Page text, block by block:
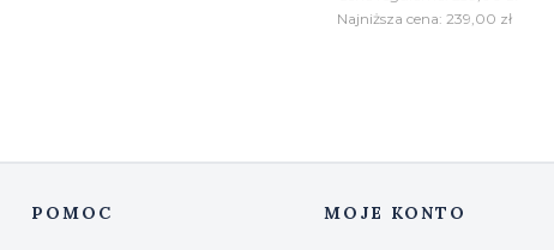
Najniższa cena: 239,00 zł
Linki w stopce
POMOC MOJE KONTO